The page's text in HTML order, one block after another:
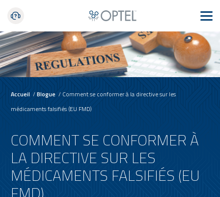
Accueil /Blogue / Comment se conformer à la directive sur les
médicaments falsifiés (EU FMD)
COMMENT SE CONFORMER À
LA DIRECTIVE SUR LES
MÉDICAMENTS FALSIFIÉS (EU